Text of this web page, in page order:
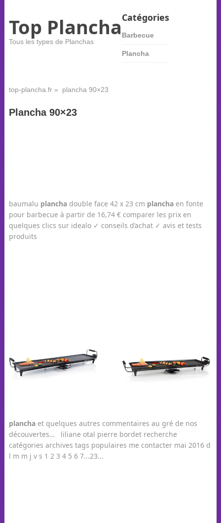
Top Plancha
Tous les types de Planchas
Catégories
Barbecue
Plancha
top-plancha.fr» plancha 90×23
Plancha 90×23
baumalu planchadouble face 42 x 23 cm planchaen fonte
pour barbecue à partir de 16,74 € comparer les prix en
quelques clics sur idealo ✓ conseils d’achat ✓ avis et tests
produits
planchaet quelques autres commentaires au gré de nos
découvertes… liliane otal pierre bordet recherche
catégories archives tags populaires me contacter mai 2016 d
l m m j v s 1 2 3 4 5 6 7...23...